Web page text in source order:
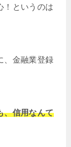
！というのは
、金融業登録
、信用なんて